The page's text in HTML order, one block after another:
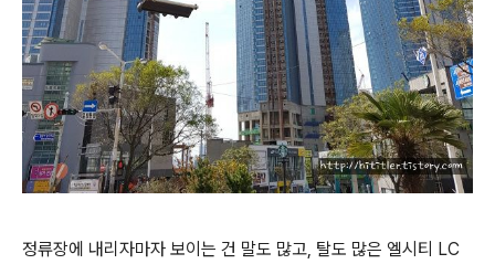
정류장에 내리자마자 보이는 건 말도 많고, 탈도 많은 엘시티 LC